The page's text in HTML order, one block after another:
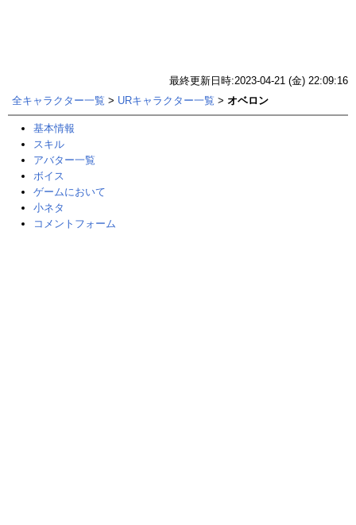
最終更新日時:2023-04-21 (金) 22:09:16
全キャラクター一覧 > URキャラクター一覧 > オベロン
基本情報
スキル
アバター一覧
ボイス
ゲームにおいて
小ネタ
コメントフォーム